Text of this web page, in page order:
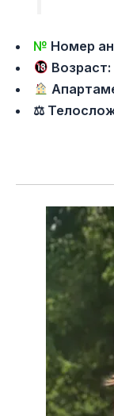
№ Номер
Возраст:
⚖